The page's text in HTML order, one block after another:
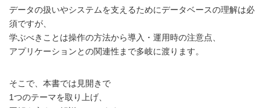
データの扱いやシステムを支えるためにデータベースの理解は必
須ですが、
学ぶべきことは操作の方法から導入・運用時の注意点、
アプリケーションとの関連性まで多岐に渡ります。
そこで、本書では見開きで
1つのテーマを取り上げ、